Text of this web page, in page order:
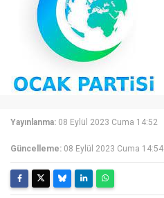
Yayınlanma: 08 Eylül 2023 Cuma 14:52
Güncelleme: 08 Eylül 2023 Cuma 14:54